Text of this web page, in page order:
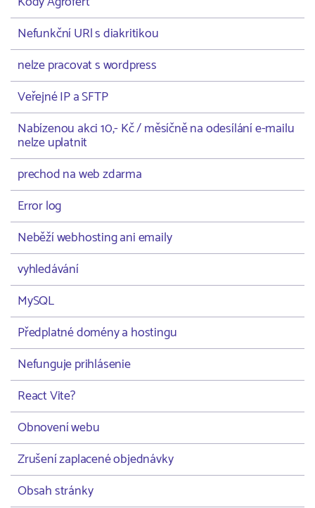
Nefunkční URl s diakritikou
nelze pracovat s wordpress
Veřejné IP a SFTP
Nabízenou akci 10,- Kč / měsíčně na odesílání e-mailu
nelze uplatnit
prechod na web zdarma
Error log
Neběží webhosting ani emaily
vyhledávání
MySQL
Předplatné domény a hostingu
Nefunguje prihlásenie
React Vite?
Obnovení webu
Zrušení zaplacené objednávky
Obsah stránky